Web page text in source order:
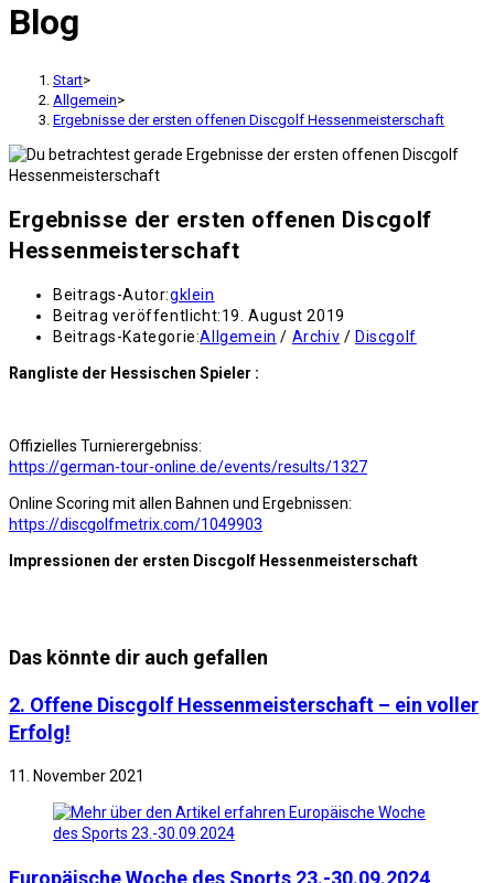
Blog
Start>
Allgemein>
Ergebnisse der ersten offenen Discgolf Hessenmeisterschaft
Ergebnisse der ersten offenen Discgolf
Hessenmeisterschaft
Beitrags-Autor:gklein
Beitrag veröffentlicht:19. August 2019
Beitrags-Kategorie:Allgemein / Archiv / Discgolf
Rangliste der Hessischen Spieler :
Offizielles Turnierergebniss:
https://german-tour-online.de/events/results/1327
Online Scoring mit allen Bahnen und Ergebnissen:
https://discgolfmetrix.com/1049903
Impressionen der ersten Discgolf Hessenmeisterschaft
Das könnte dir auch gefallen
2. Offene Discgolf Hessenmeisterschaft – ein voller
Erfolg!
11. November 2021
Europäische Woche des Sports 23.-30.09.2024